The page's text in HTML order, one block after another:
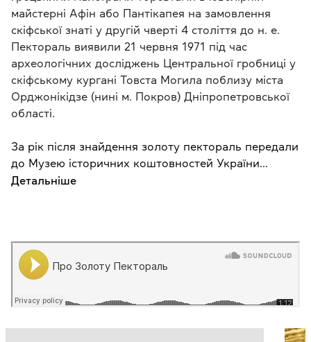
майстерні Афін або Пантікапея на замовлення
скіфської знаті у другій чверті 4 століття до н. е.
Пектораль виявили 21 червня 1971 під час
археологічних досліджень Центральної гробниці у
скіфському кургані Товста Могила поблизу міста
Орджонікідзе (нині м. Покров) Дніпропетровської
області.
За рік після знайдення золоту пектораль передали
до Музею історичних коштовностей України...
Детальніше